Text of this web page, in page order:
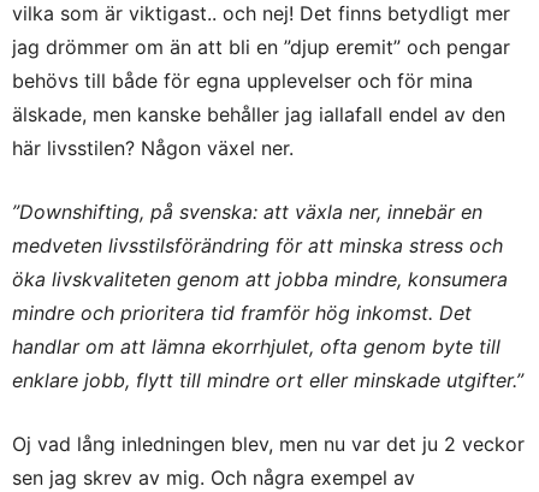
vilka som är viktigast.. och nej! Det finns betydligt mer
jag drömmer om än att bli en ”djup eremit” och pengar
behövs till både för egna upplevelser och för mina
älskade, men kanske behåller jag iallafall endel av den
här livsstilen? Någon växel ner.
”Downshifting, på svenska: att växla ner, innebär en
medveten livsstilsförändring för att minska stress och
öka livskvaliteten genom att jobba mindre, konsumera
mindre och prioritera tid framför hög inkomst. Det
handlar om att lämna ekorrhjulet, ofta genom byte till
enklare jobb, flytt till mindre ort eller minskade utgifter.”
Oj vad lång inledningen blev, men nu var det ju 2 veckor
sen jag skrev av mig. Och några exempel av